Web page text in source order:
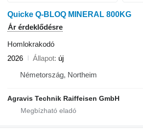
Quicke Q-BLOQ MINERAL 800KG
Ár érdeklődésre
Homlokrakodó
2026
Állapot új
Németország, Northeim
Agravis Technik Raiffeisen GmbH